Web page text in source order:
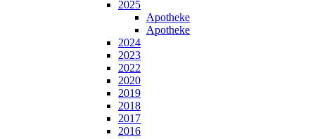
2025
Apotheke
Apotheke
2024
2023
2022
2020
2019
2018
2017
2016